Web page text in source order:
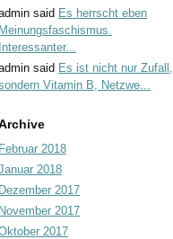
said Es herrscht eben
Meinungsfaschismus.
Interessanter...
said Es ist nicht nur Zufall,
Vitamin B, Netzwe...
Februar 2018
2018
Dezember 2017
November 2017
2017